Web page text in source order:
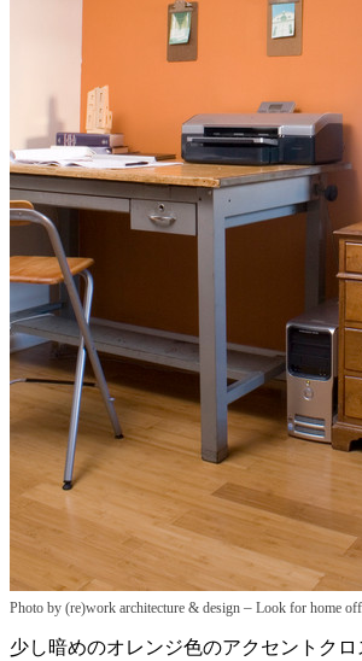
Photo by (re)work architecture & design – Look for home
少し暗めのオレンジ色のアクセントク